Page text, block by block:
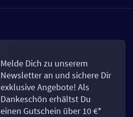
Melde Dich zu unserem
Newsletter an und sichere Dir
exklusive Angebote! Als
Dankeschön erhältst Du
einen Gutschein über 10 €*